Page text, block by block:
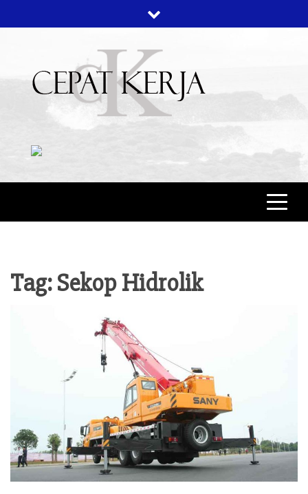
to
CEPAT KERJA
BERITA BISNIS
Tag:Sekop Hidrolik